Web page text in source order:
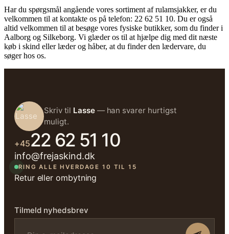
Har du spørgsmål angående vores sortiment af rulamsjakker, er du
velkommen til at kontakte os på telefon: 22 62 51 10. Du er også
altid velkommen til at besøge vores fysiske butikker, som du finder i
Aalborg og Silkeborg. Vi glæder os til at hjælpe dig med dit næste
køb i skind eller læder og håber, at du finder den lædervare, du
søger hos os.
Skriv til Lasse— han svarer hurtigst
muligt.
+4522 62 51 10
info@frejaskind.dk
RING ALLE HVERDAGE 10 TIL 15
Retur eller ombytning
Tilmeld nyhedsbrev